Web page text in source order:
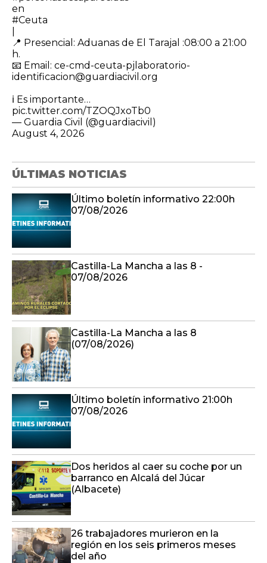
en
#Ceuta
​📍 Presencial: Aduanas de El Tarajal :08:00 a 21:00
h.
📧 Email: ce-cmd-ceuta-pjlaboratorio-
identificacion@guardiacivil.org
ℹ️ Es importante…
pic.twitter.com/TZOQJxoTb0
— Guardia Civil (@guardiacivil)
August 4, 2026
ÚLTIMAS NOTICIAS
Último boletín informativo 22:00h
07/08/2026
Castilla-La Mancha a las 8 -
07/08/2026
Castilla-La Mancha a las 8
(07/08/2026)
Último boletín informativo 21:00h
07/08/2026
Dos heridos al caer su coche por un
barranco en Alcalá del Júcar
(Albacete)
26 trabajadores murieron en la
región en los seis primeros meses
del año